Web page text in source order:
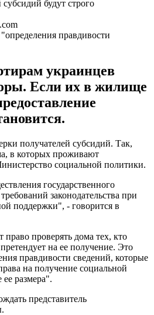
правдивости
украинцев
Если их в жилище
получателей субсидий. Так,
в которых проживают
социальной политики.
государственного
законодательства при
поддержки", - говорится в
проверять дома тех, кто
на ее получение. Это
правдивости сведений, которые
на получение социальной
размера".
представитель